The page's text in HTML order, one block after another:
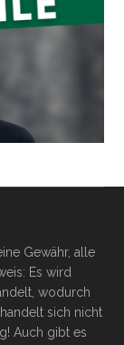
Gewähr, alle
Es wird
wodurch
sich nicht
Auch gibt es